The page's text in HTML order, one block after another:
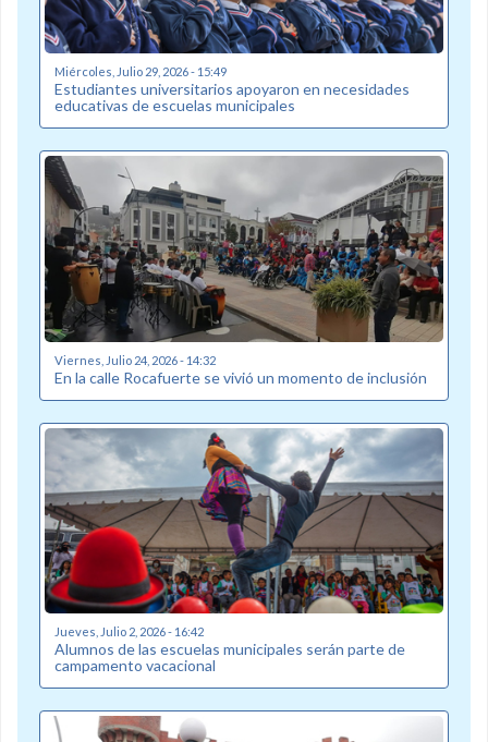
Miércoles, Julio 29, 2026 - 15:49
Estudiantes universitarios apoyaron en necesidades
educativas de escuelas municipales
Viernes, Julio 24, 2026 - 14:32
En la calle Rocafuerte se vivió un momento de inclusión
Jueves, Julio 2, 2026 - 16:42
Alumnos de las escuelas municipales serán parte de
campamento vacacional